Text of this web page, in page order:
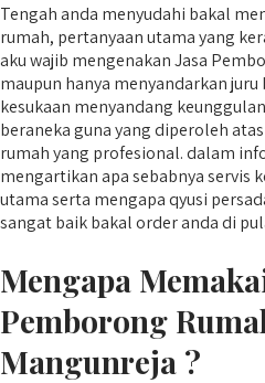
Tengah anda menyudahi bakal
rumah, pertanyaan utama yang
aku wajib mengenakan Jasa
maupun hanya menyandarkan
kesukaan menyandang
beraneka guna yang diperoleh
rumah yang profesional. dalam
mengartikan apa sebabnya servis
utama serta mengapa qyusi
sangat baik bakal order anda di
Mengapa
Pemborong
Mangunreja ?